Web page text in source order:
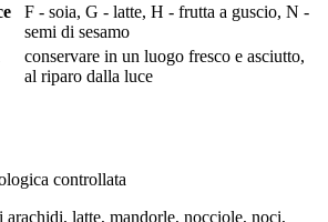
F - soia, G - latte, H - frutta a guscio, N -
semi di sesamo
conservare in un luogo fresco e asciutto,
al riparo dalla luce
controllata
arachidi, latte, mandorle, nocciole, noci,